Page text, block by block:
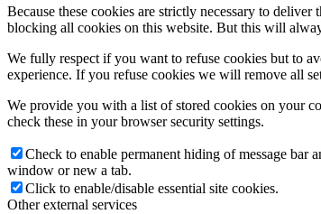
Because these cookies are strictly necessary to
blocking all cookies on this website. But this will
We fully respect if you want to refuse cookies but to
experience. If you refuse cookies we will remove all
We provide you with a list of stored cookies on your
check these in your browser security settings.
Check to enable permanent hiding of message
window or new a tab.
Click to enable/disable essential site cookies.
Other external services